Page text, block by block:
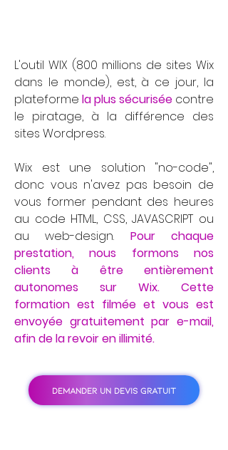
L'outil WIX (800 millions de sites Wix
dans le monde), est, à ce jour, la
plateforme la plus sécurisée contre
le piratage, à la différence des
sites Wordpress.
Wix est une solution "no-code",
donc vous n'avez pas besoin de
vous former pendant des heures
au code HTML, CSS, JAVASCRIPT ou
au web-design. Pour chaque
prestation, nous formons nos
clients à être entièrement
autonomes sur Wix. Cette
formation est filmée et vous est
envoyée gratuitement par e-mail,
afin de la revoir en illimité.
DEMANDER UN DEVIS GRATUIT